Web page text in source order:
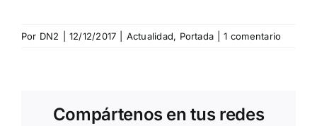
Por DN2 12/12/2017 Actualidad, Portada 1 comentario
Compártenos en tus redes